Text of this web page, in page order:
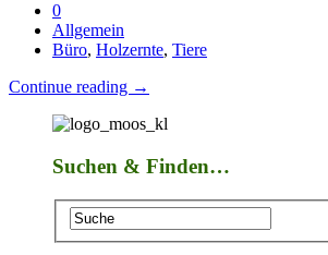
0
Allgemein
Büro, Holzernte, Tiere
Continue reading →
Suchen & Finden…